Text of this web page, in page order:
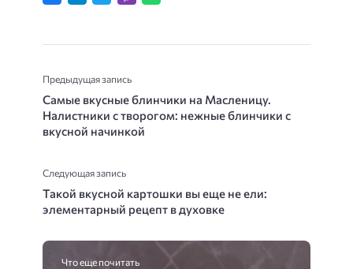
Предыдущая запись
Самые вкусные блинчики на Масленицу.
Налистники с творогом: нежные блинчики с
вкусной начинкой
Следующая запись
Такой вкусной картошки вы еще не ели:
элементарный рецепт в духовке
Что еще почитать